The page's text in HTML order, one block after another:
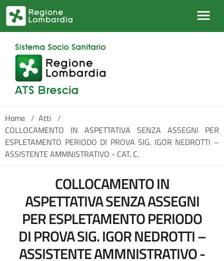
Salta al contenuto principale
Home / Atti /
COLLOCAMENTO IN ASPETTATIVA SENZA ASSEGNI PER
ESPLETAMENTO PERIODO DI PROVA SIG. IGOR NEDROTTI –
ASSISTENTE AMMNISTRATIVO - CAT. C.
COLLOCAMENTO IN
ASPETTATIVA SENZA ASSEGNI
PER ESPLETAMENTO PERIODO
DI PROVA SIG. IGOR NEDROTTI –
ASSISTENTE AMMNISTRATIVO -